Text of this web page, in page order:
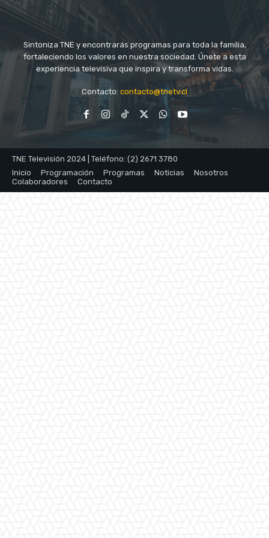
Sintoniza TNE y encontrarás programas para toda la familia,
fortaleciendo los valores en nuestra sociedad. Únete a esta
experiencia televisiva que inspira y transforma vidas.
Contacto: contacto@tnetv.cl
TNE Televisión 2024 | Teléfono: (2) 2671 3780
Inicio
Programación Programas Noticias
Nosotros
Colaboradores
Contacto